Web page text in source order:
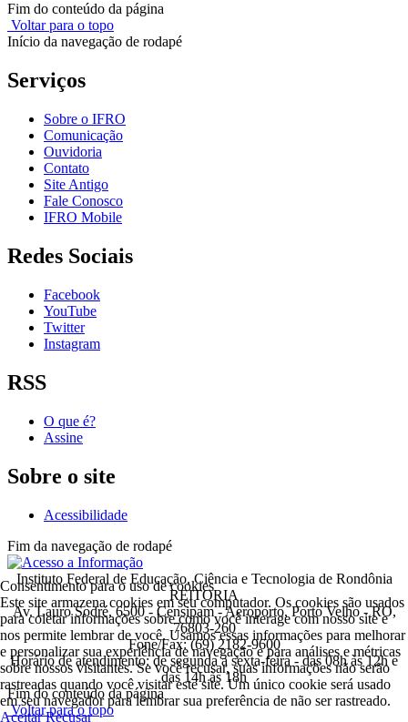
Fim do conteúdo da página
Voltar para o topo
Início da navegação de rodapé
Serviços
Sobre o IFRO
Comunicação
Ouvidoria
Contato
Site Antigo
Fale Conosco
IFRO Mobile
Redes Sociais
Facebook
YouTube
Twitter
Instagram
RSS
O que é?
Assine
Sobre o site
Acessibilidade
Fim da navegação de rodapé
Instituto Federal de Educação, Ciência e Tecnologia de Rondônia
REITORIA
Av. Lauro Sodré, 6500 - Censipam - Aeroporto, Porto Velho - RO,
76803-260
Fone/Fax: (69) 2182-9600
Horário de atendimento: de segunda a sexta-feira - das 08h às 12h e
das 14h às 18h
Fim do conteúdo da página
Voltar para o topo
Consentimento para o uso de cookies
Este site armazena cookies em seu computador. Os cookies são usados
para coletar informações sobre como você interage com nosso site e
nos permite lembrar de você. Usamos essas informações para melhorar
e personalizar sua experiência de navegação e para análises e métricas
sobre nossos visitantes. Se você recusar, suas informações não serão
rastreadas quando você visitar este site. Um único cookie será usado
em seu navegador para lembrar sua preferência de não ser rastreado.
Aceitar Recusar